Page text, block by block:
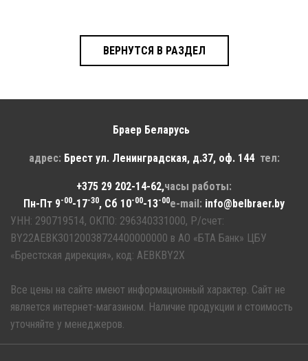
ВЕРНУТСЯ В РАЗДЕЛ
Браер Беларусь
адрес: Брест ул. Ленинградская, д.37, оф. 144 тел:
+375 29 202-14-62,часы работы:
Пн-Пт 9-00-17-30, Сб 10-00-13-00e-mail: info@belbraer.by
УНН: 290719514, ОКПО: 296340331000, Р/счет:
BY22AEBK30120038724400000000 в АО «БТА Банк» ЦБУ
«Брестская дирекция», код: AEBKBY2X
Все цены на сайте имеют информационный характер. Сайт не
является интернет-магазином. Наличие продукции и стоимость
уточняйте у менеджеров.